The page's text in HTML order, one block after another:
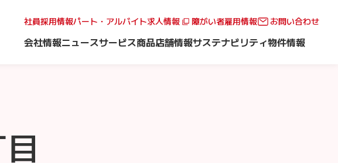
社員採用情報パート・アルバイト求人情報 障がい者雇用情報 お問い合わせ
会社情報ニュースサービス商品店舗情報サステナビリティ物件情報